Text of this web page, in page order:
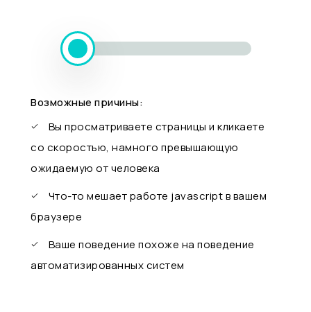
Возможные причины:
Вы просматриваете страницы и кликаете
со скоростью, намного превышающую
ожидаемую от человека
Что-то мешает работе javascript в вашем
браузере
Ваше поведение похоже на поведение
автоматизированных систем